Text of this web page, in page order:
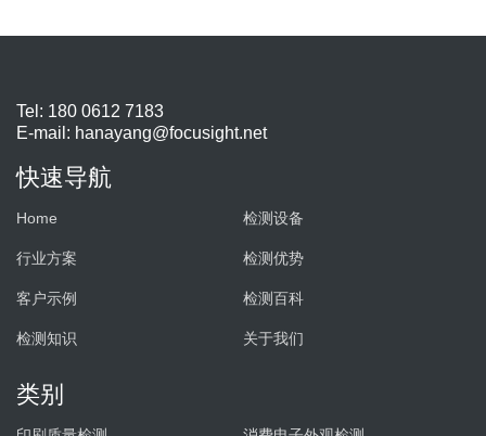
Tel: 180 0612 7183
E-mail: hanayang@focusight.net
快速导航
Home 检测设备
行业方案 检测优势
客户示例 检测百科
检测知识 关于我们
类别